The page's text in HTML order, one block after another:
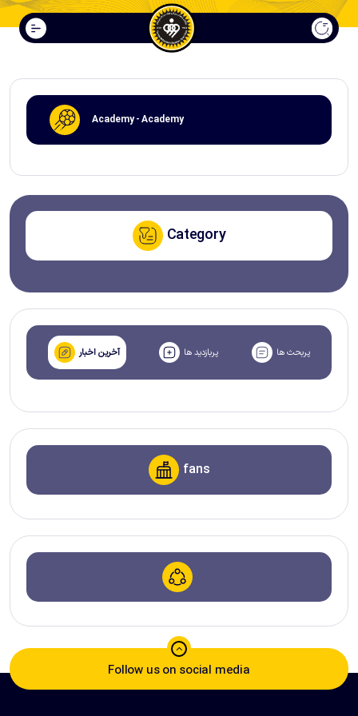
Academy - Academy
Category
آخرین اخبار پربازدید ها پربحث ها
fans
Follow us on social media